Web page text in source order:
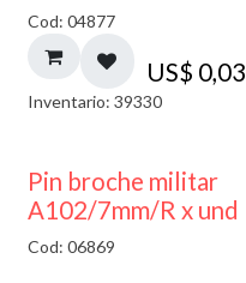
Cod: 04877
US$ 0,03
Inventario: 39330
Pin broche militar
A102/7mm/R x und
Cod: 06869